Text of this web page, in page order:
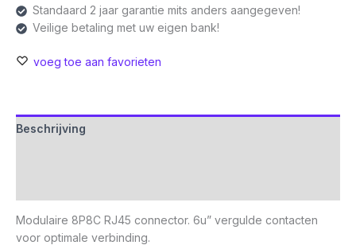
Standaard 2 jaar garantie mits anders aangegeven!
Veilige betaling met uw eigen bank!
voeg toe aan favorieten
Beschrijving
Modulaire 8P8C RJ45 connector. 6u” vergulde contacten
voor optimale verbinding.